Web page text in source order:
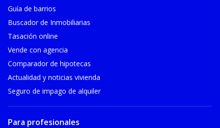
Guía de barrios
Buscador de Inmobiliarias
Tasación online
Vende con agencia
Comparador de hipotecas
Actualidad y noticias vivienda
Seguro de impago de alquiler
Para profesionales